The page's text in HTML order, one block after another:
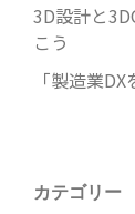
3D設計と
こう
「製造業
カテゴリー